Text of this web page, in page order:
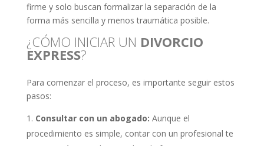
firme y solo buscan formalizar la separación de la
forma más sencilla y menos traumática posible.
¿CÓMO INICIAR UN DIVORCIO
EXPRESS?
Para comenzar el proceso, es importante seguir estos
pasos:
Consultar con un abogado: Aunque el
procedimiento es simple, contar con un profesional te